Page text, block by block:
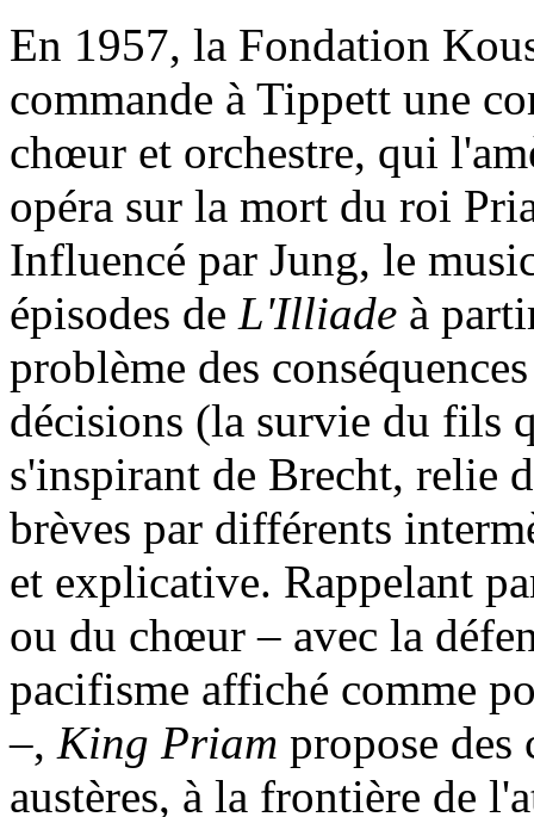
En 1957, la Fondation
commande à Tippett une
chœur et orchestre, qui
opéra sur la mort du roi
Influencé par Jung, le
épisodes de L'Illiade à
problème des
décisions (la survie du fils
s'inspirant de Brecht, relie
brèves par différents
et explicative. Rappelant
ou du chœur – avec la
pacifisme affiché comme
–, King Priam propose des
austères, à la frontière de